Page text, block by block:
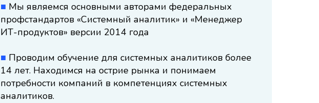
■ Мы являемся основными авторами федеральных
профстандартов «Системный аналитик» и «Менеджер
ИТ-продуктов» версии 2014 года
■ Проводим обучение для системных аналитиков более
14 лет. Находимся на острие рынка и понимаем
потребности компаний в компетенциях системных
аналитиков.